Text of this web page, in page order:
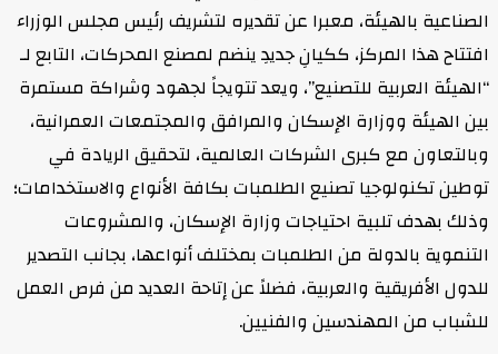
الصناعية بالهيئة، معبرا عن تقديره لتشريف رئيس مجلس الوزراء
افتتاح هذا المركز، ككيانِ جديدِ ينضم لمصنع المحركات، التابع لـ
“الهيئة العربية للتصنيع”، ويعد تتويجاً لجهود وشراكة مستمرة
بين الهيئة ووزارة الإسكان والمرافق والمجتمعات العمرانية،
وبالتعاون مع كبرى الشركات العالمية، لتحقيق الريادة في
توطين تكنولوجيا تصنيع الطلمبات بكافة الأنواع والاستخدامات؛
وذلك بهدف تلبية احتياجات وزارة الإسكان، والمشروعات
التنموية بالدولة من الطلمبات بمختلف أنواعها، بجانب التصدير
للدول الأفريقية والعربية، فضلاً عن إتاحة العديد من فرص العمل
للشباب من المهندسين والفنيين.